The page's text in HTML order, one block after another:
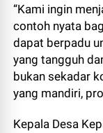
“Kami ingin
contoh nyata
dapat berpadu
yang tangguh
bukan sekadar
yang mandiri,
Kepala Desa